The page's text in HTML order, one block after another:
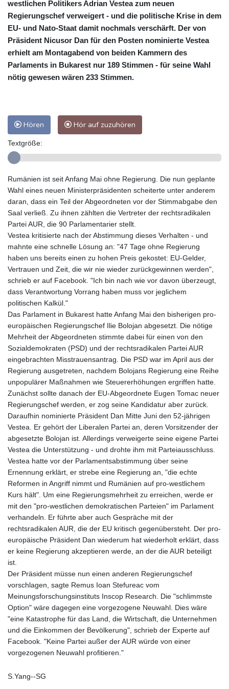
westlichen Politikers Adrian Vestea zum neuen
Regierungschef verweigert - und die politische Krise in dem
EU- und Nato-Staat damit nochmals verschärft. Der von
Präsident Nicusor Dan für den Posten nominierte Vestea
erhielt am Montagabend von beiden Kammern des
Parlaments in Bukarest nur 189 Stimmen - für seine Wahl
nötig gewesen wären 233 Stimmen.
Hören Hör auf zuzuhören
Textgröße:
Rumänien ist seit Anfang Mai ohne Regierung. Die nun geplante
Wahl eines neuen Ministerpräsidenten scheiterte unter anderem
daran, dass ein Teil der Abgeordneten vor der Stimmabgabe den
Saal verließ. Zu ihnen zählten die Vertreter der rechtsradikalen
Partei AUR, die 90 Parlamentarier stellt.
Vestea kritisierte nach der Abstimmung dieses Verhalten - und
mahnte eine schnelle Lösung an: "47 Tage ohne Regierung
haben uns bereits einen zu hohen Preis gekostet: EU-Gelder,
Vertrauen und Zeit, die wir nie wieder zurückgewinnen werden",
schrieb er auf Facebook. "Ich bin nach wie vor davon überzeugt,
dass Verantwortung Vorrang haben muss vor jeglichem
politischen Kalkül."
Das Parlament in Bukarest hatte Anfang Mai den bisherigen pro-
europäischen Regierungschef Ilie Bolojan abgesetzt. Die nötige
Mehrheit der Abgeordneten stimmte dabei für einen von den
Sozialdemokraten (PSD) und der rechtsradikalen Partei AUR
eingebrachten Misstrauensantrag. Die PSD war im April aus der
Regierung ausgetreten, nachdem Bolojans Regierung eine Reihe
unpopulärer Maßnahmen wie Steuererhöhungen ergriffen hatte.
Zunächst sollte danach der EU-Abgeordnete Eugen Tomac neuer
Regierungschef werden, er zog seine Kandidatur aber zurück.
Daraufhin nominierte Präsident Dan Mitte Juni den 52-jährigen
Vestea. Er gehört der Liberalen Partei an, deren Vorsitzender der
abgesetzte Bolojan ist. Allerdings verweigerte seine eigene Partei
Vestea die Unterstützung - und drohte ihm mit Parteiausschluss.
Vestea hatte vor der Parlamentsabstimmung über seine
Ernennung erklärt, er strebe eine Regierung an, "die echte
Reformen in Angriff nimmt und Rumänien auf pro-westlichem
Kurs hält". Um eine Regierungsmehrheit zu erreichen, werde er
mit den "pro-westlichen demokratischen Parteien" im Parlament
verhandeln. Er führte aber auch Gespräche mit der
rechtsradikalen AUR, die der EU kritisch gegenübersteht. Der pro-
europäische Präsident Dan wiederum hat wiederholt erklärt, dass
er keine Regierung akzeptieren werde, an der die AUR beteiligt
ist.
Der Präsident müsse nun einen anderen Regierungschef
vorschlagen, sagte Remus Ioan Stefureac vom
Meinungsforschungsinstituts Inscop Research. Die "schlimmste
Option" wäre dagegen eine vorgezogene Neuwahl. Dies wäre
"eine Katastrophe für das Land, die Wirtschaft, die Unternehmen
und die Einkommen der Bevölkerung", schrieb der Experte auf
Facebook. "Keine Partei außer der AUR würde von einer
vorgezogenen Neuwahl profitieren."
S.Yang--SG